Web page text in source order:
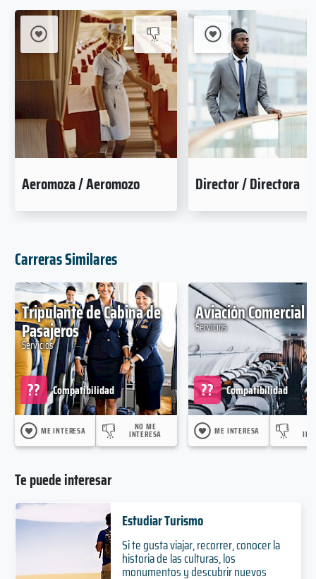
Aeromoza / Aeromozo Director / Directora
Carreras Similares
Tripulante de Cabina de
Pasajeros
Servicios
Compatibilidad
??
ME INTERESA NO ME
INTERESA
Aviación Comercial
Servicios
Compatibilidad
??
ME INTERESA
Te puede interesar
Estudiar Turismo
Si te gusta viajar, recorrer, conocer la
historia de las culturas, los
monumentos y descubrir nuevos